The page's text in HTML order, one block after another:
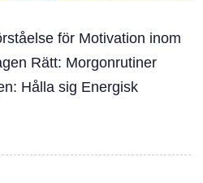
för Motivation inom
Rätt: Morgonrutiner
Hålla sig Energisk